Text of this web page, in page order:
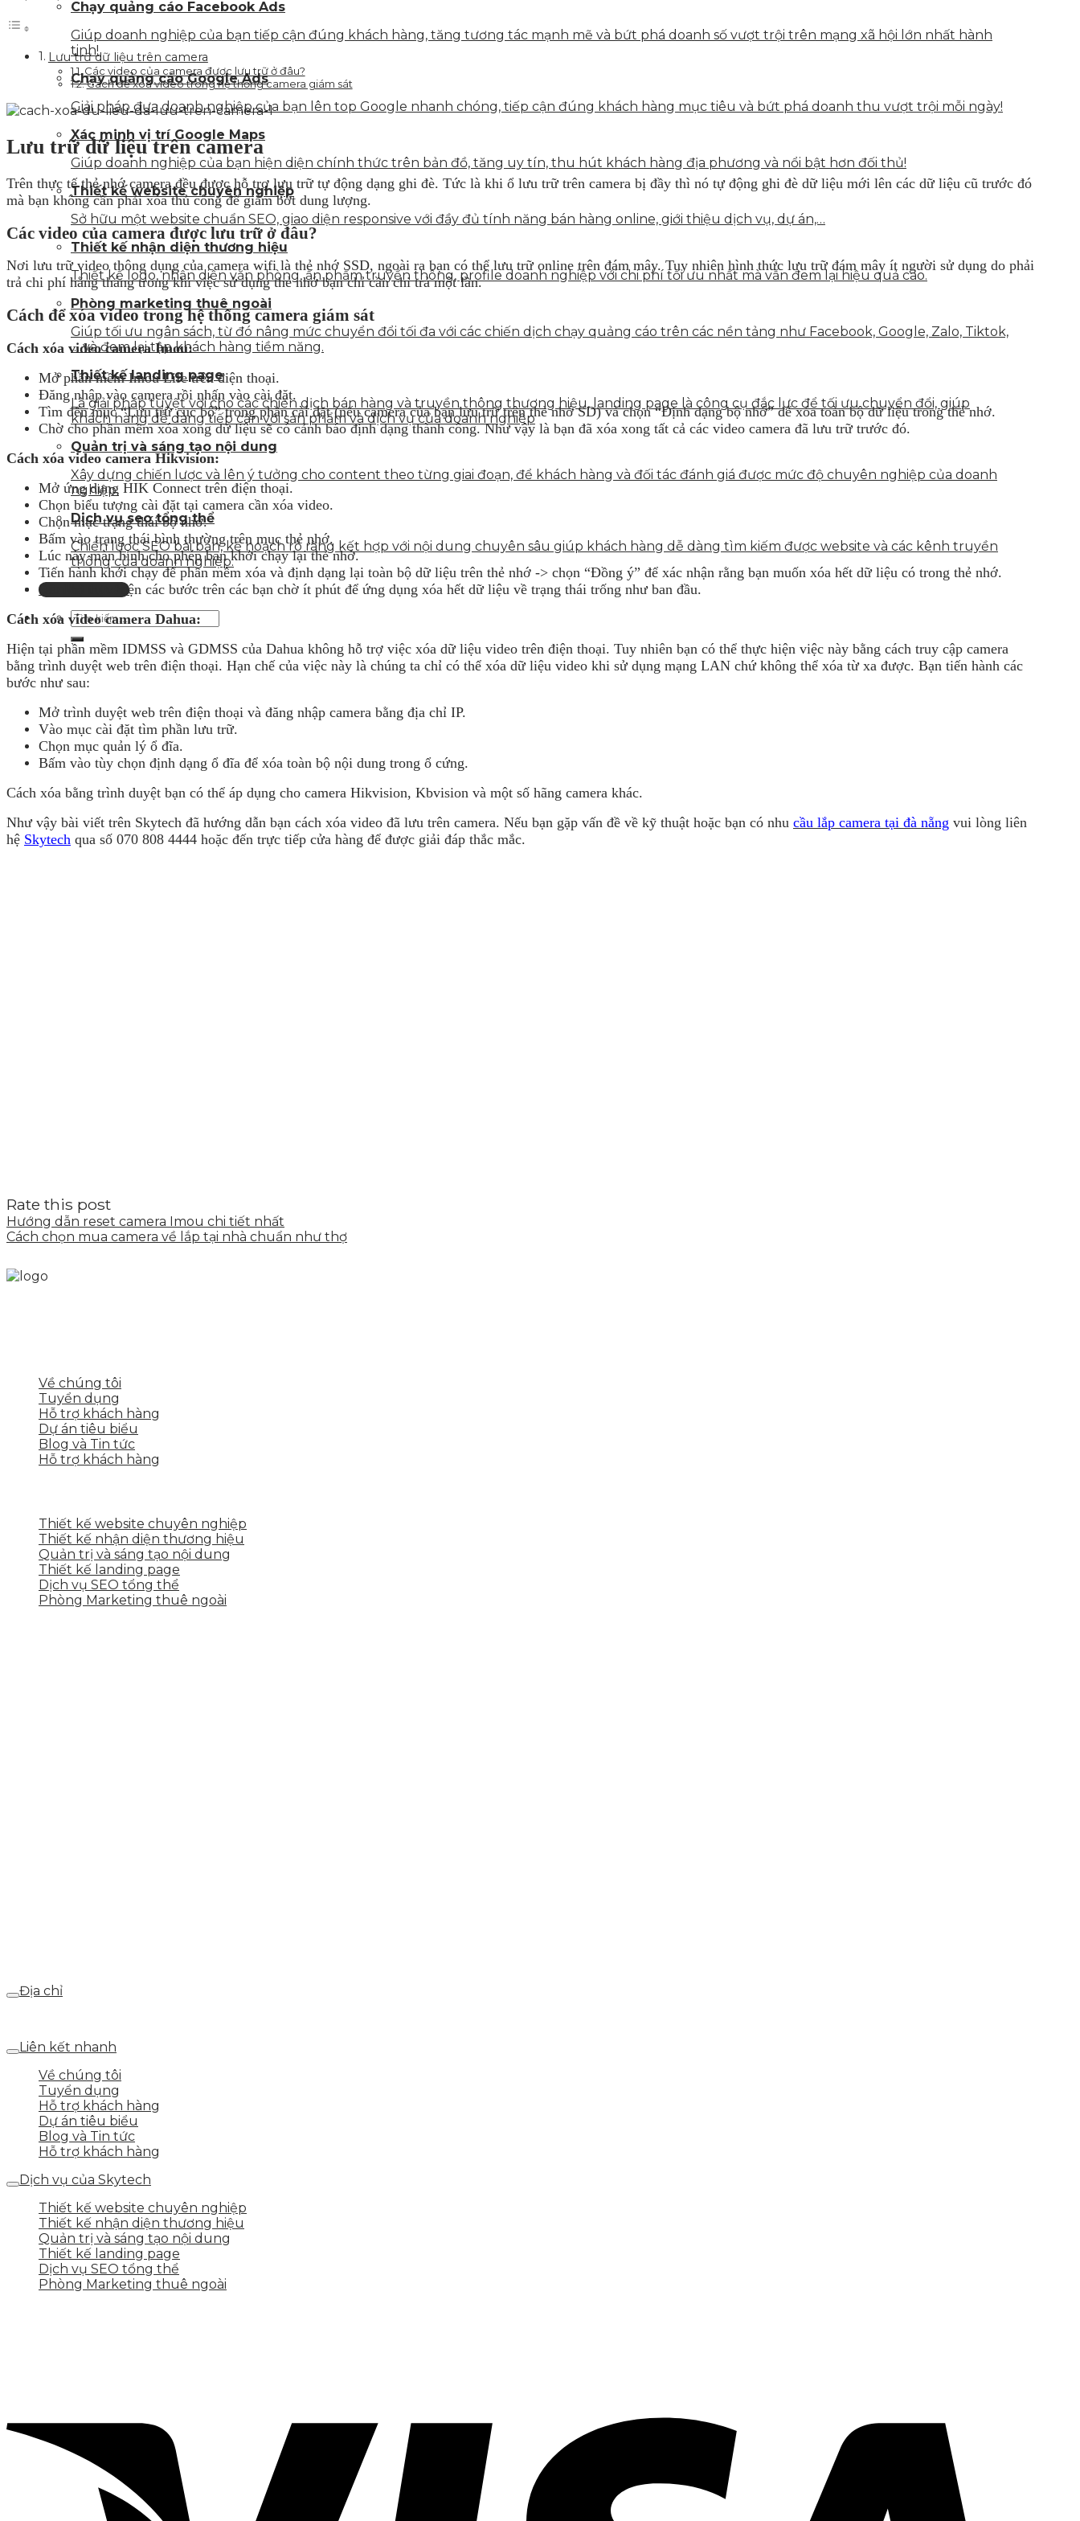
Chạy quảng cáo Facebook Ads
Giúp doanh nghiệp của bạn tiếp cận đúng khách hàng, tăng tương tác mạnh mẽ và bứt phá doanh số vượt trội trên mạng xã hội lớn nhất hành
tinh!
Chạy quảng cáo Google Ads
Giải pháp đưa doanh nghiệp của bạn lên top Google nhanh chóng, tiếp cận đúng khách hàng mục tiêu và bứt phá doanh thu vượt trội mỗi ngày!
Xác minh vị trí Google Maps
Giúp doanh nghiệp của bạn hiện diện chính thức trên bản đồ, tăng uy tín, thu hút khách hàng địa phương và nổi bật hơn đối thủ!
Thiết kế website chuyên nghiệp
Sở hữu một website chuẩn SEO, giao diện responsive với đầy đủ tính năng bán hàng online, giới thiệu dịch vụ, dự án,…
Thiết kế nhận diện thương hiệu
Thiết kế logo, nhận diện văn phòng, ấn phẩm truyền thông, profile doanh nghiệp với chi phí tối ưu nhất mà vẫn đem lại hiệu quả cao.
Phòng marketing thuê ngoài
Giúp tối ưu ngân sách, từ đó nâng mức chuyển đổi tối đa với các chiến dịch chạy quảng cáo trên các nền tảng như Facebook, Google, Zalo, Tiktok,
… và đem lại tập khách hàng tiềm năng.
Thiết kế landing page
Là giải pháp tuyệt vời cho các chiến dịch bán hàng và truyền thông thương hiệu, landing page là công cụ đắc lực để tối ưu chuyển đổi, giúp
khách hàng dễ dàng tiếp cận với sản phẩm và dịch vụ của doanh nghiệp
Quản trị và sáng tạo nội dung
Xây dựng chiến lược và lên ý tưởng cho content theo từng giai đoạn, để khách hàng và đối tác đánh giá được mức độ chuyên nghiệp của doanh
nghiệp.
Dịch vụ seo tổng thể
Chiến lược SEO bài bản, kế hoạch rõ ràng kết hợp với nội dung chuyên sâu giúp khách hàng dễ dàng tìm kiếm được website và các kênh truyền
thông của doanh nghiệp.
Liên hệ tư vấn
Lưu trữ dữ liệu trên camera
Các video của camera được lưu trữ ở đâu?
Cách để xóa video trong hệ thống camera giám sát
Lưu trữ dữ liệu trên camera
Trên thực tế thẻ nhớ camera đều được hỗ trợ lưu trữ tự động dạng ghi đè. Tức là khi ổ lưu trữ trên camera bị đầy thì nó tự động ghi đè dữ liệu mới lên các dữ liệu cũ trước đó
mà bạn không cần phải xóa thủ công để giảm bớt dung lượng.
Các video của camera được lưu trữ ở đâu?
Nơi lưu trữ video thông dụng của camera wifi là thẻ nhớ SSD, ngoài ra bạn có thể lưu trữ online trên đám mây. Tuy nhiên hình thức lưu trữ đám mây ít người sử dụng do phải
trả chi phí hằng tháng trong khi việc sử dụng thẻ nhớ bạn chỉ cần chi trả một lần.
Cách để xóa video trong hệ thống camera giám sát
Cách xóa video camera Imou:
Mở phần mềm Imou Life trên điện thoại.
Đăng nhập vào camera rồi nhấn vào cài đặt.
Tìm đến mục “Lưu trữ cục bộ” trong phần cài đặt (nếu camera của bạn lưu trữ trên thẻ nhớ SD) và chọn “Định dạng bộ nhớ” để xóa toàn bộ dữ liệu trong thẻ nhớ.
Chờ cho phần mềm xóa xong dữ liệu sẽ có cảnh báo định dạng thành công. Như vậy là bạn đã xóa xong tất cả các video camera đã lưu trữ trước đó.
Cách xóa video camera Hikvision:
Mở ứng dụng HIK Connect trên điện thoại.
Chọn biểu tượng cài đặt tại camera cần xóa video.
Chọn mục trạng thái bộ nhớ.
Bấm vào trạng thái bình thường trên mục thẻ nhớ.
Lúc này màn hình cho phép bạn khởi chạy lại thẻ nhớ.
Tiến hành khởi chạy để phần mềm xóa và định dạng lại toàn bộ dữ liệu trên thẻ nhớ -> chọn “Đồng ý” để xác nhận rằng bạn muốn xóa hết dữ liệu có trong thẻ nhớ.
Sau khi thực hiện các bước trên các bạn chờ ít phút để ứng dụng xóa hết dữ liệu về trạng thái trống như ban đầu.
Cách xóa video camera Dahua:
Hiện tại phần mềm IDMSS và GDMSS của Dahua không hỗ trợ việc xóa dữ liệu video trên điện thoại. Tuy nhiên bạn có thể thực hiện việc này bằng cách truy cập camera
bằng trình duyệt web trên điện thoại. Hạn chế của việc này là chúng ta chỉ có thể xóa dữ liệu video khi sử dụng mạng LAN chứ không thể xóa từ xa được. Bạn tiến hành các
bước như sau:
Mở trình duyệt web trên điện thoại và đăng nhập camera bằng địa chỉ IP.
Vào mục cài đặt tìm phần lưu trữ.
Chọn mục quản lý ổ đĩa.
Bấm vào tùy chọn định dạng ổ đĩa để xóa toàn bộ nội dung trong ổ cứng.
Cách xóa bằng trình duyệt bạn có thể áp dụng cho camera Hikvision, Kbvision và một số hãng camera khác.
Như vậy bài viết trên Skytech đã hướng dẫn bạn cách xóa video đã lưu trên camera. Nếu bạn gặp vấn đề về kỹ thuật hoặc bạn có nhu cầu lắp camera tại đà nẵng vui lòng liên
hệ Skytech qua số 070 808 4444 hoặc đến trực tiếp cửa hàng để được giải đáp thắc mắc.
Rate this post
Hướng dẫn reset camera Imou chi tiết nhất
Cách chọn mua camera về lắp tại nhà chuẩn như thợ
Về chúng tôi
Tuyển dụng
Hỗ trợ khách hàng
Dự án tiêu biểu
Blog và Tin tức
Hỗ trợ khách hàng
Thiết kế website chuyên nghiệp
Thiết kế nhận diện thương hiệu
Quản trị và sáng tạo nội dung
Thiết kế landing page
Dịch vụ SEO tổng thể
Phòng Marketing thuê ngoài
Địa chỉ
Liên kết nhanh
Về chúng tôi
Tuyển dụng
Hỗ trợ khách hàng
Dự án tiêu biểu
Blog và Tin tức
Hỗ trợ khách hàng
Dịch vụ của Skytech
Thiết kế website chuyên nghiệp
Thiết kế nhận diện thương hiệu
Quản trị và sáng tạo nội dung
Thiết kế landing page
Dịch vụ SEO tổng thể
Phòng Marketing thuê ngoài